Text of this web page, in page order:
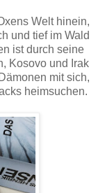
Welt hinein,
und tief im Wald
ist durch seine
Kosovo und Irak
mit sich,
heimsuchen.